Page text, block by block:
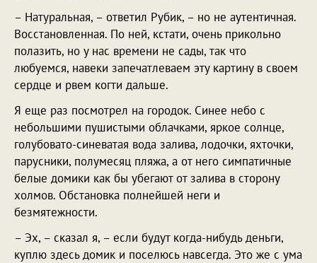
– Натуральная, – ответил Рубик, – но не аутентичная.
Восстановленная. По ней, кстати, очень прикольно
полазить, но у нас времени не сады, так что
любуемся, навеки запечатлеваем эту картину в своем
сердце и рвем когти дальше.
Я еще раз посмотрел на городок. Синее небо с
небольшими пушистыми облачками, яркое солнце,
голубовато-синеватая вода залива, лодочки, яхточки,
парусники, полумесяц пляжа, а от него симпатичные
белые домики как бы убегают от залива в сторону
холмов. Обстановка полнейшей неги и
безмятежности.
– Эх, – сказал я, – если будут когда-нибудь деньги,
куплю здесь домик и поселюсь навсегда. Это же с ума